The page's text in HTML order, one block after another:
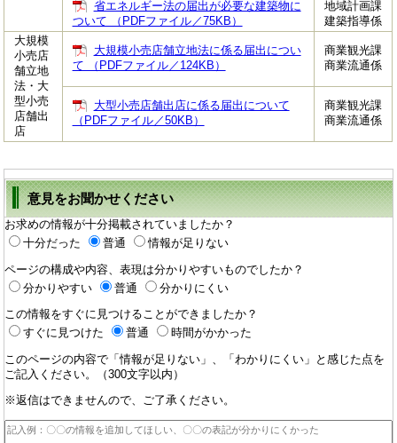
省エネルギー法の届出が必要な建築物に
ついて （PDFファイル／75KB）
地域計画課
建築指導係
大規模
小売店
舗立地
法・大
型小売
店舗出
店
大規模小売店舗立地法に係る届出につい
て （PDFファイル／124KB）
商業観光課
商業流通係
大型小売店舗出店に係る届出について
（PDFファイル／50KB）
商業観光課
商業流通係
意見をお聞かせください
お求めの情報が十分掲載されていましたか？
十分だった
普通 情報が足りない
ページの構成や内容、表現は分かりやすいものでしたか？
分かりやすい
普通 分かりにくい
この情報をすぐに見つけることができましたか？
すぐに見つけた
普通 時間がかかった
このページの内容で「情報が足りない」、「わかりにくい」と感じた点を
ご記入ください。（300文字以内）
※返信はできませんので、ご了承ください。